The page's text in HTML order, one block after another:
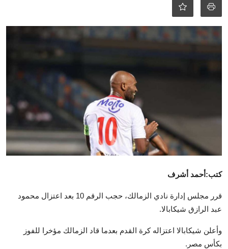
التعليم
الطب والعلوم
المجتمع والمنوعات
أراء و مقالات
فيديوهات
كتب:أحمد أشرف
قرر مجلس إدارة نادي الزمالك، حجب الرقم 10 بعد اعتزال محمود
عبد الرازق شيكابالا.
وأعلن شيكابالا اعتزاله كرة القدم بعدما قاد الزمالك مؤخرا للفوز
بكأس مصر.